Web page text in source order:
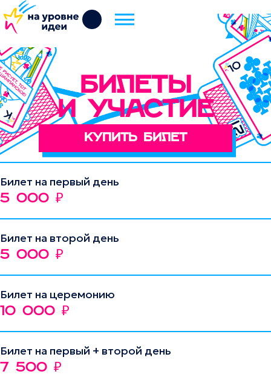
БИЛЕТЫ
И УЧАСТИЕ
Купить билет
Билет на первый день
5 000 ₽
Билет на второй день
5 000 ₽
Билет на церемонию
10 000 ₽
Билет на первый + второй день
7 500 ₽